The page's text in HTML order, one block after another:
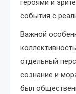
героями и
события с
Важной
отдельный
сознание и
был